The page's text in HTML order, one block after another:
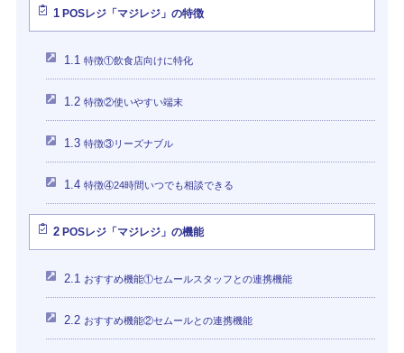
1POSレジ「マジレジ」の特徴
1.1 特徴①飲食店向けに特化
1.2 特徴②使いやすい端末
1.3 特徴③リーズナブル
1.4 特徴④24時間いつでも相談できる
2POSレジ「マジレジ」の機能
2.1 おすすめ機能①セムールスタッフとの連携機能
2.2 おすすめ機能②セムールとの連携機能